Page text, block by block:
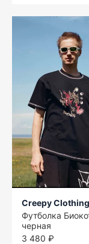
Creepy Clothing
Футболка
черная
3 480 ₽